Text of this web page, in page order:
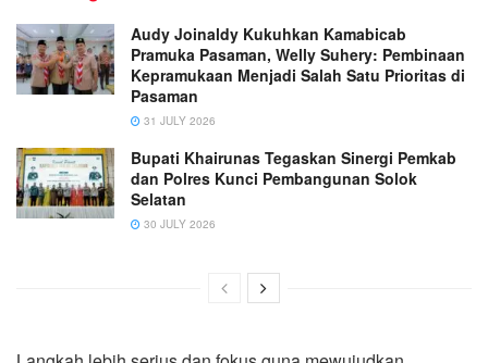
Audy Joinaldy Kukuhkan Kamabicab
Pramuka Pasaman, Welly Suhery: Pembinaan
Kepramukaan Menjadi Salah Satu Prioritas di
Pasaman
31 JULY 2026
Bupati Khairunas Tegaskan Sinergi Pemkab
dan Polres Kunci Pembangunan Solok
Selatan
30 JULY 2026